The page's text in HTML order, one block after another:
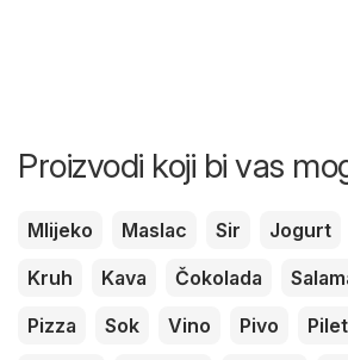
Proizvodi koji bi vas
Mlijeko Maslac Sir Jogurt
Kruh
Kava Čokolada
Pizza
Sok Vino Pivo